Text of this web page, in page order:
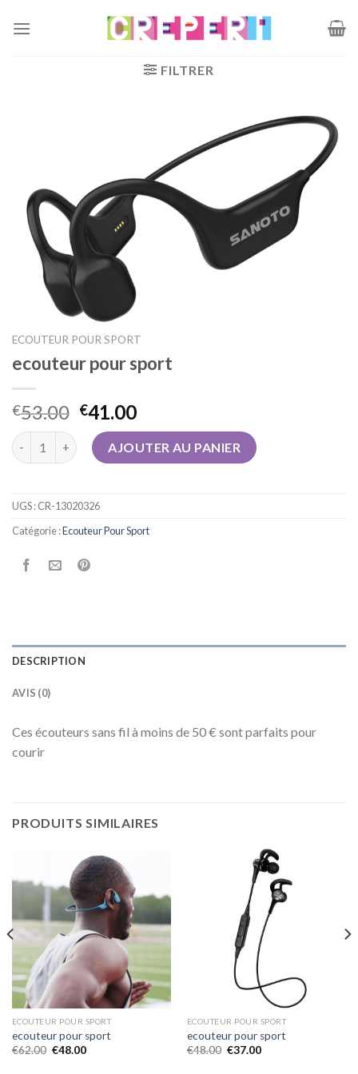
FILTRER
ECOUTEUR POUR SPORT
ecouteur pour sport
€53.00 €41.00
quantité de ecouteur pour sport
AJOUTER AU PANIER
UGS :CR-13020326
Catégorie :Ecouteur Pour Sport
DESCRIPTION
AVIS (0)
Ces écouteurs sans fil à moins de 50 € sont parfaits pour
courir
PRODUITS SIMILAIRES
ECOUTEUR POUR SPORT
ecouteur pour sport
€62.00 €48.00
ECOUTEUR POUR SPORT
ecouteur pour sport
€48.00 €37.00